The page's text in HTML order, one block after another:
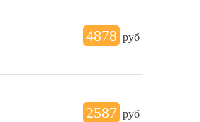
4878 руб
2587 руб